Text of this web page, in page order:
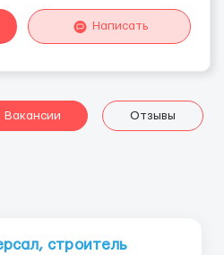
Написать
Вакансии Отзывы
строитель